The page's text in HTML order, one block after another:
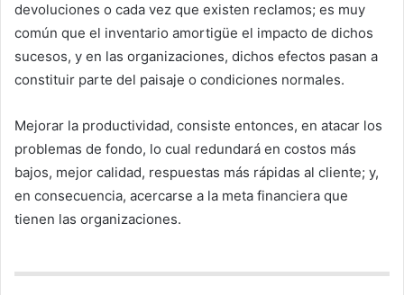
devoluciones o cada vez que existen reclamos; es muy
común que el inventario amortigüe el impacto de dichos
sucesos, y en las organizaciones, dichos efectos pasan a
constituir parte del paisaje o condiciones normales.
Mejorar la productividad, consiste entonces, en atacar los
problemas de fondo, lo cual redundará en costos más
bajos, mejor calidad, respuestas más rápidas al cliente; y,
en consecuencia, acercarse a la meta financiera que
tienen las organizaciones.